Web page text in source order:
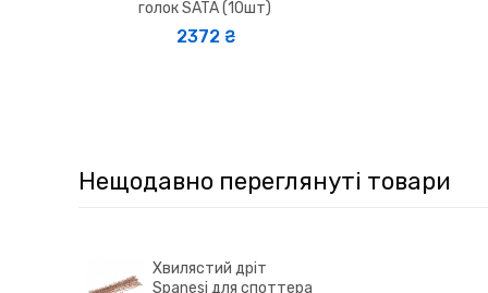
голок SATA (10шт)
2372 ₴
Нещодавно переглянуті товари
Хвилястий дріт
Spanesi для споттера